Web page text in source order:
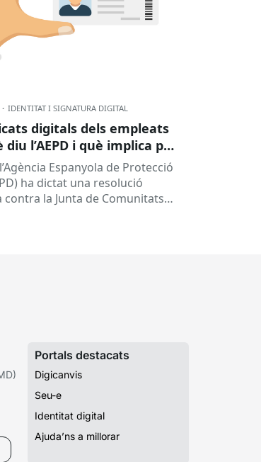
· IDENTITAT I SIGNATURA DIGITAL
digitals dels empleats
l’AEPD i què implica per
Espanyola de Protecció
ha dictat una resolució
contra la Junta de Comunitats
Portals destacats
Digicanvis
Seu-e
Identitat digital
Ajuda’ns a millorar